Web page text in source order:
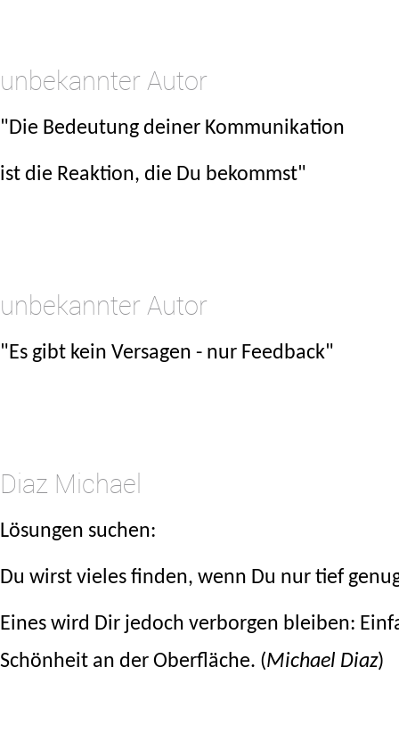
unbekannter Autor
"Die Bedeutung deiner Kommunikation
ist die Reaktion, die Du bekommst"
unbekannter Autor
"Es gibt kein Versagen - nur Feedback"
Diaz Michael
Lösungen suchen:
Du wirst vieles finden, wenn Du nur tief
Eines wird Dir jedoch verborgen bleiben:
Schönheit an der Oberfläche. (Michael Diaz)